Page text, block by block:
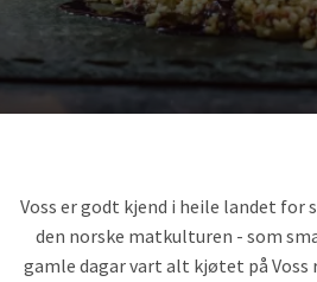
Voss er godt kjend i heile landet for
den norske matkulturen - som
gamle dagar vart alt kjøtet på Voss